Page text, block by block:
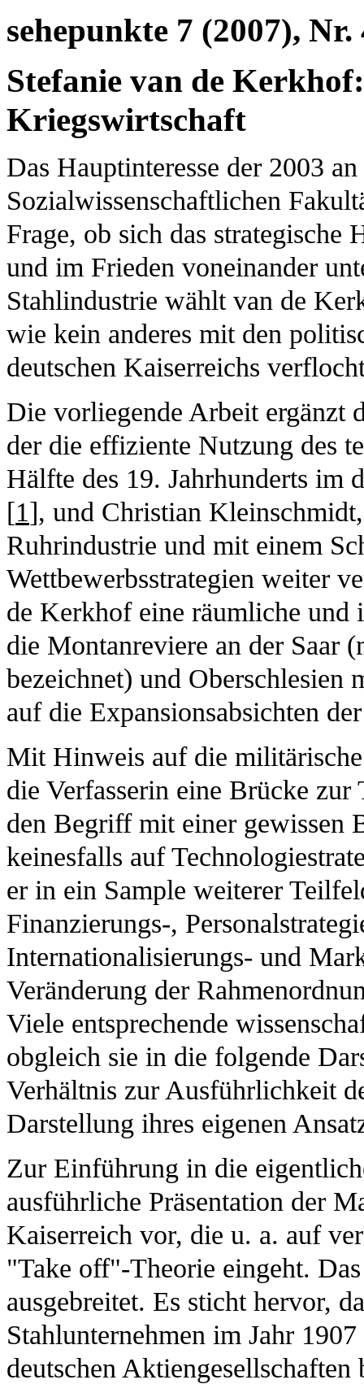
sehepunkte 7 (2007), Nr.
Stefanie van de
Kriegswirtschaft
Das Hauptinteresse der 2003
Sozialwissenschaftlichen
Frage, ob sich das
und im Frieden voneinander
Stahlindustrie wählt van de
wie kein anderes mit den
deutschen Kaiserreichs
Die vorliegende Arbeit ergänzt
der die effiziente Nutzung des
Hälfte des 19. Jahrhunderts im
[1], und Christian
Ruhrindustrie und mit einem
Wettbewerbsstrategien weiter
de Kerkhof eine räumliche und
die Montanreviere an der Saar
bezeichnet) und
auf die Expansionsabsichten
Mit Hinweis auf die
die Verfasserin eine Brücke
den Begriff mit einer gewissen
keinesfalls auf
er in ein Sample weiterer
Finanzierungs-,
Internationalisierungs- und
Veränderung der
Viele entsprechende
obgleich sie in die folgende
Verhältnis zur Ausführlichkeit
Darstellung ihres eigenen
Zur Einführung in die
ausführliche Präsentation der
Kaiserreich vor, die u. a. auf
"Take off"-Theorie eingeht.
ausgebreitet. Es sticht hervor,
Stahlunternehmen im Jahr
deutschen